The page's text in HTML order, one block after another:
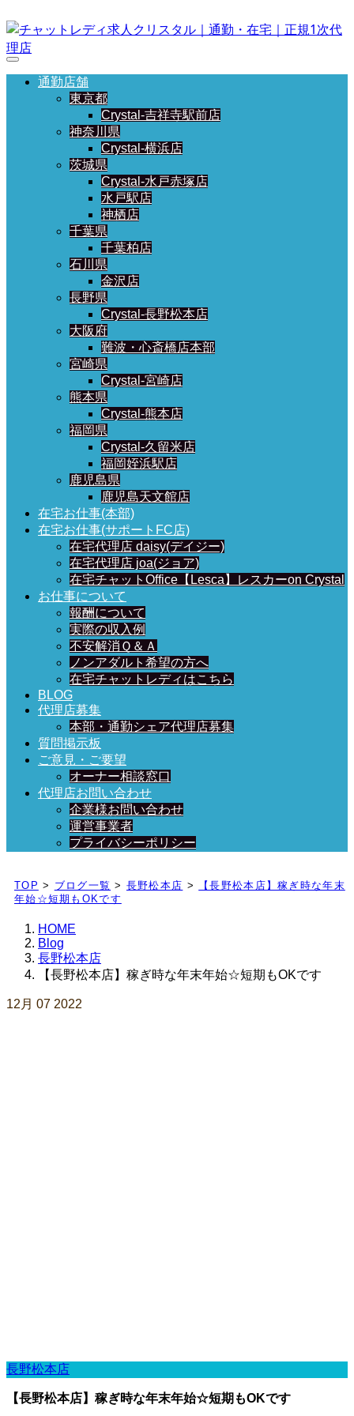
通勤店舗
東京都
Crystal-吉祥寺駅前店
神奈川県
Crystal-横浜店
茨城県
Crystal-水戸赤塚店
水戸駅店
神栖店
千葉県
千葉柏店
石川県
金沢店
長野県
Crystal-長野松本店
大阪府
難波・心斎橋店本部
宮崎県
Crystal-宮崎店
熊本県
Crystal-熊本店
福岡県
Crystal-久留米店
福岡姪浜駅店
鹿児島県
鹿児島天文館店
在宅お仕事(本部)
在宅お仕事(サポートFC店)
在宅代理店 daisy(デイジー)
在宅代理店 joa(ジョア)
在宅チャットOffice【Lesca】レスカーon Crystal
お仕事について
報酬について
実際の収入例
不安解消Ｑ＆Ａ
ノンアダルト希望の方へ
在宅チャットレディはこちら
BLOG
代理店募集
本部・通勤シェア代理店募集
質問掲示板
ご意見・ご要望
オーナー相談窓口
代理店お問い合わせ
企業様お問い合わせ
運営事業者
プライバシーポリシー
日々、ブログを更新中！
TOP > ブログ一覧 > 長野松本店 >
【長野松本店】稼ぎ時な年末
年始☆短期もOKです
HOME
Blog
長野松本店
【長野松本店】稼ぎ時な年末年始☆短期もOKです
12月 07 2022
長野松本店
【長野松本店】稼ぎ時な年末年始☆短期もOKです